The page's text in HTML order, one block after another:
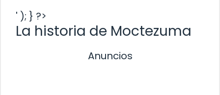
' ); } ?>
La historia de Moctezuma
Anuncios